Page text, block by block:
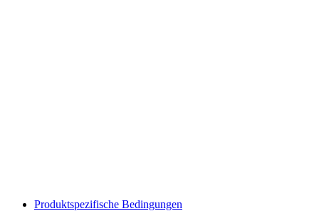
Produktspezifische Bedingungen